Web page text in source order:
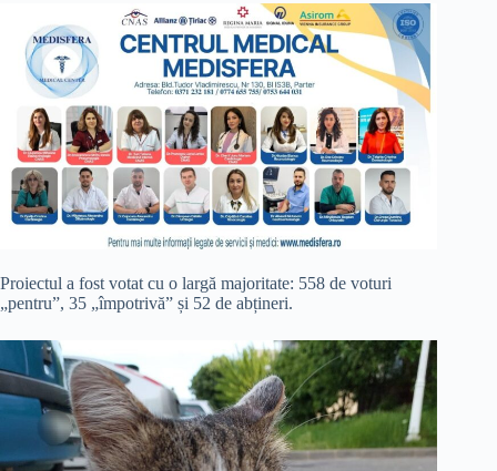
Proiectul a fost votat cu o largă majoritate: 558 de voturi
„pentru”, 35 „împotrivă” și 52 de abțineri.